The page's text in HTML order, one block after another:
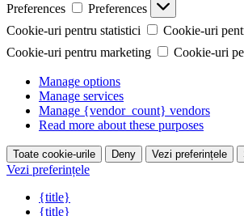
Preferences
Preferences
Cookie-uri pentru statistici
Cookie-uri
Cookie-uri pentru marketing
Cookie-uri
Manage options
Manage services
Manage {vendor_count} vendors
Read more about these purposes
Toate cookie-urile Deny Vezi preferințele
Vezi preferințele
{title}
{title}